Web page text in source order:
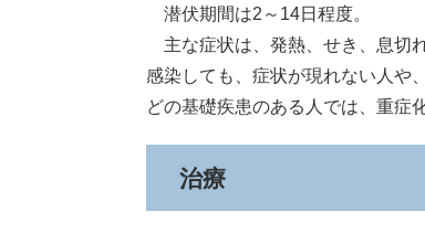
潜伏期間は2～14日程度。
主な症状は、発熱、せき、息切
感染しても、症状が現れない人や
どの基礎疾患のある人では、重症
治療